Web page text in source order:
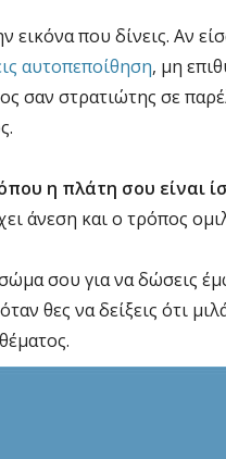
που δίνεις. Αν
αυτοπεποίθηση, μη
σαν στρατιώτης σε
η πλάτη σου είναι
άνεση και ο τρόπος
σου για να δώσεις
θες να δείξεις ότι